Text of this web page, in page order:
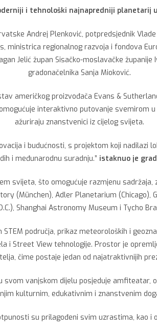
i tehnološki najnapredniji
Andrej Plenković, potpredsjednik
ministrica regionalnog razvoja i fondova
Jelić župan Sisačko-moslavačke županije
gradonačelnika Sanja Mioković.
američkog proizvođača Evans &
interaktivno putovanje svemirom
ažuriraju znanstvenici iz cijelog svijeta.
i budućnosti, s projektom koji
i međunarodnu suradnju.” istaknuo je
svijeta, što omogućuje razmjenu
(München), Adler Planetarium
Shanghai Astronomy Museum i Tycho
područja, prikaz meteoroloških i
i Street View tehnologije. Prostor je
čime postaje jedan od najatraktivnijih
vanjskom dijelu posjeduje amfiteatar,
kulturnim, edukativnim i znanstvenim
su prilagođeni svim uzrastima, kao i